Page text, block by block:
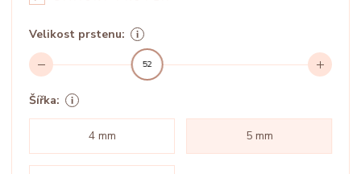
Velikost prstenu:
52
Šířka:
4 mm 5 mm